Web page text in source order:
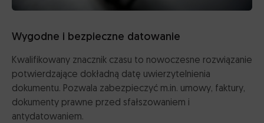
SzuKIO.pl
Wygodne i bezpieczne datowanie
Kwalifikowany znacznik czasu to nowoczesne rozwiązanie
potwierdzające dokładną datę uwierzytelnienia
dokumentu. Pozwala zabezpieczyć m.in. umowy, faktury,
dokumenty prawne przed sfałszowaniem i
antydatowaniem.